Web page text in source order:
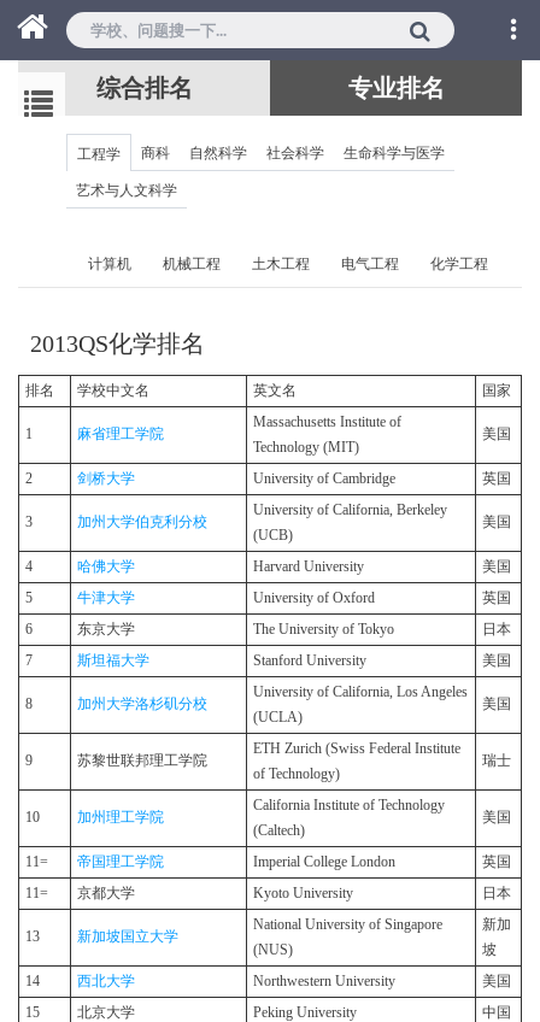
综合排名 专业排名
工程学 商科 自然科学 社会科学
生命科学与医学
艺术与人文科学
计算机 机械工程 土木工程 电气工程 化学工程
2013QS化学排名
排名 学校中文名 英文名 国家
1 麻省理工学院
Massachusetts Institute of
Technology (MIT)
美国
2 剑桥大学 University of Cambridge 英国
3 加州大学伯克利分校
University of California, Berkeley
(UCB)
美国
4 哈佛大学 Harvard University
美国
5
牛津大学 University of Oxford
英国
6
东京大学 The University of Tokyo
日本
7
斯坦福大学 Stanford University 美国
8 加州大学洛杉矶分校
University of California, Los Angeles
(UCLA)
美国
9 苏黎世联邦理工学院
ETH Zurich (Swiss Federal Institute
of Technology)
瑞士
10 加州理工学院
California Institute of Technology
(Caltech)
美国
11= 帝国理工学院 Imperial College London
英国
11=
京都大学 Kyoto University 日本
13 新加坡国立大学
National University of Singapore
(NUS)
新加
坡
14
西北大学 Northwestern University
美国
15
北京大学 Peking University
中国